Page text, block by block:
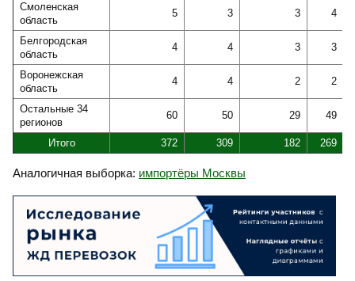
Смоленская
область
5 3 3 4
Белгородская
область
4 4 3 3
Воронежская
область
4 4 2 2
Остальные 34
регионов
60 50 29 49
Итого 372 309 182 269
Аналогичная выборка: импортёры Москвы